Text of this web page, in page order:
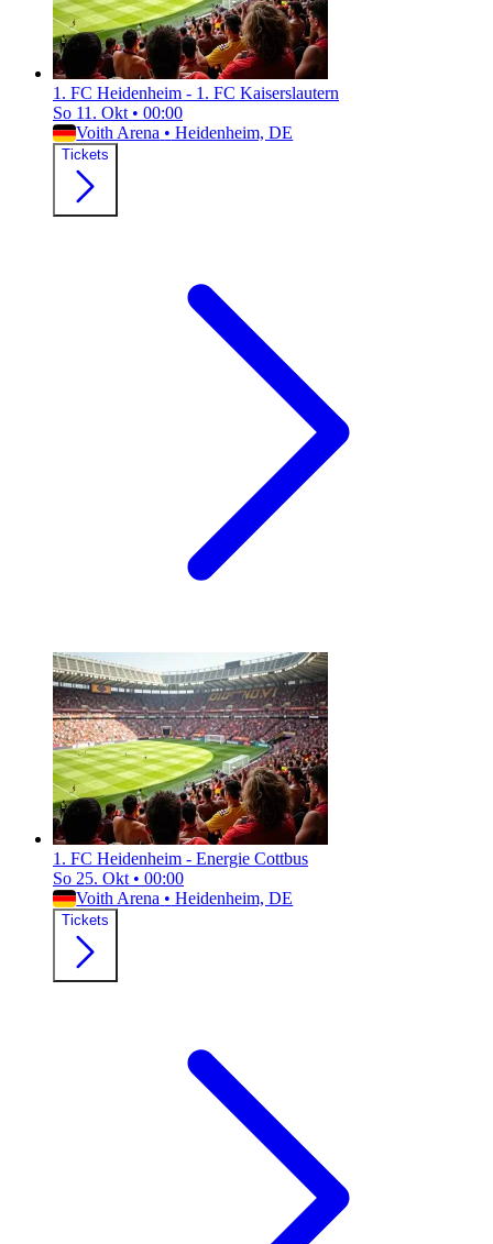
1. FC Heidenheim - 1. FC Kaiserslautern
So 11. Okt • 00:00
Voith Arena • Heidenheim, DE
Tickets
1. FC Heidenheim - Energie Cottbus
So 25. Okt • 00:00
Voith Arena • Heidenheim, DE
Tickets